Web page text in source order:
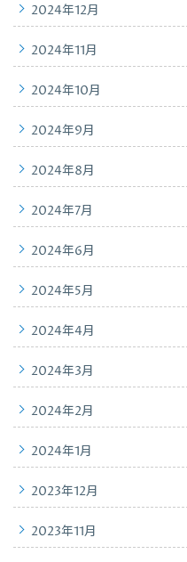
2024年12月
2024年11月
2024年10月
2024年9月
2024年8月
2024年7月
2024年6月
2024年5月
2024年4月
2024年3月
2024年2月
2024年1月
2023年12月
2023年11月